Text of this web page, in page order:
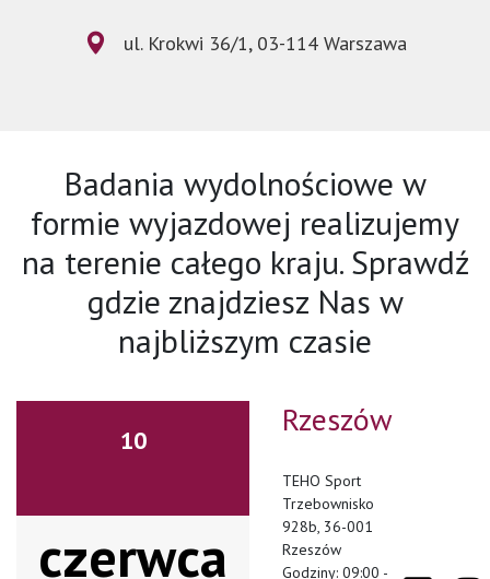
ul. Krokwi 36/1, 03-114 Warszawa
Badania wydolnościowe w
formie wyjazdowej realizujemy
na terenie całego kraju. Sprawdź
gdzie znajdziesz Nas w
najbliższym czasie
10
czerwca
Rzeszów
TEHO Sport
Trzebownisko
928b, 36-001
Rzeszów
Godziny: 09:00 -